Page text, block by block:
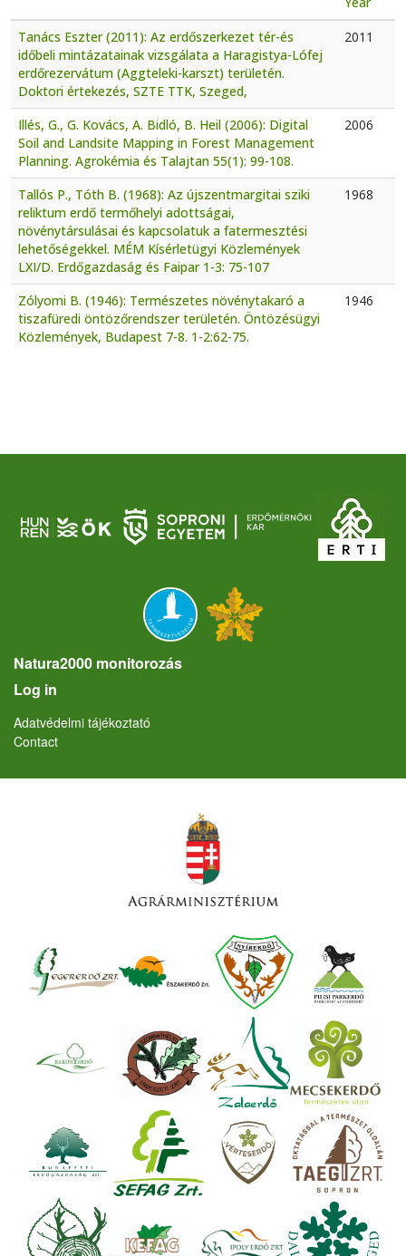
Tanács Eszter (2011): Az erdőszerkezet tér-és
időbeli mintázatainak vizsgálata a Haragistya-Lófej
erdőrezervátum (Aggteleki-karszt) területén.
Doktori értekezés, SZTE TTK, Szeged,
2011
Illés, G., G. Kovács, A. Bidló, B. Heil (2006): Digital
Soil and Landsite Mapping in Forest Management
Planning. Agrokémia és Talajtan 55(1): 99-108.
2006
Tallós P., Tóth B. (1968): Az újszentmargitai sziki
reliktum erdő termőhelyi adottságai,
növénytársulásai és kapcsolatuk a fatermesztési
lehetőségekkel. MÉM Kísérletügyi Közlemények
LXI/D. Erdőgazdaság és Faipar 1-3: 75-107
1968
Zólyomi B. (1946): Természetes növénytakaró a
tiszafüredi öntözőrendszer területén. Öntözésügyi
Közlemények, Budapest 7-8. 1-2:62-75.
1946
Natura2000 monitorozás
User account menu
Log in
Lábléc
Adatvédelmi tájékoztató
Contact